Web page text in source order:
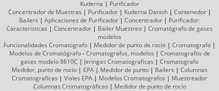
Kuderna | Purificador
Concentrador de Muestras | Purificador| Kuderna Danish| Contenedor|
Bailers | Aplicaciones de Purificador | Concentrador | Purificador:
Caracteristicas | Concentrador | Bailer Muestreo | Cromatógrafode gases
modelos
Funcionalidades Cromatografo | Medidor de punto de rocio | Cromatografo |
Modelos de Cromatógrafo-Cromatografos, modelos | Cromatografos de
gases modelo 8610C | Jeringas Cromatograficas | Cromatografo
Medidor, punto de rocío| EPA| Medidor de punto| Bailers | Columnas
Cromatograficas | Viales EPA | Modelos Cromatografos | Muestreador
Columnas Cromatográficas | Medidor de punto de rocio